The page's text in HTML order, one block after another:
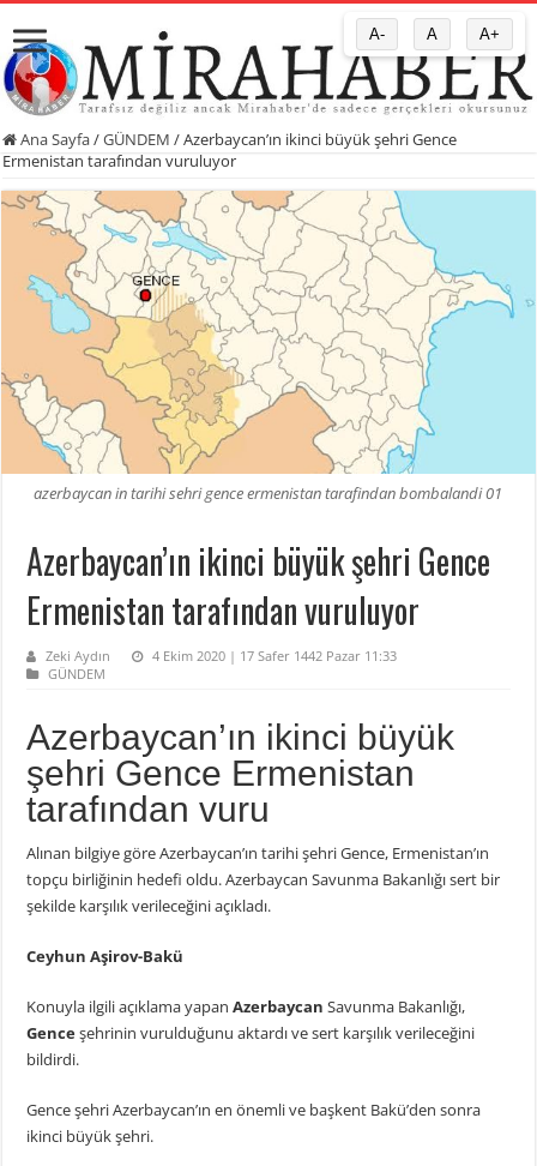
Ana Sayfa/GÜNDEM /Azerbaycan’ın ikinci büyük şehri Gence
Ermenistan tarafından vuruluyor
azerbaycan in tarihi sehri gence ermenistan tarafindan bombalandi 01
Azerbaycan’ın ikinci büyük şehri Gence
Ermenistan tarafından vuruluyor
Zeki Aydın
4 Ekim 2020 | 17 Safer 1442 Pazar 11:33
GÜNDEM
Azerbaycan’ın ikinci büyük
şehri Gence Ermenistan
tarafından vuru
Alınan bilgiye göre Azerbaycan’ın tarihi şehri Gence, Ermenistan’ın
topçu birliğinin hedefi oldu. Azerbaycan Savunma Bakanlığı sert bir
şekilde karşılık verileceğini açıkladı.
Ceyhun Aşirov-Bakü
Konuyla ilgili açıklama yapanAzerbaycan Savunma Bakanlığı,
Genceşehrinin vurulduğunu aktardı ve sert karşılık verileceğini
bildirdi.
Gence şehri Azerbaycan’ın en önemli ve başkent Bakü’den sonra
ikinci büyük şehri.
A- A A+